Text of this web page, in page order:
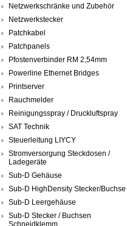
Netzwerkschränke und Zubehör
Netzwerkstecker
Patchkabel
Patchpanels
Pfostenverbinder RM 2,54mm
Powerline Ethernet Bridges
Printserver
Rauchmelder
Reinigungsspray / Druckluftspray
SAT Technik
Steuerleitung LIYCY
Stromversorgung Steckdosen /
Ladegeräte
Sub-D Gehäuse
Sub-D HighDensity Stecker/Buchse
Sub-D Leergehäuse
Sub-D Stecker / Buchsen
Schneidklemm